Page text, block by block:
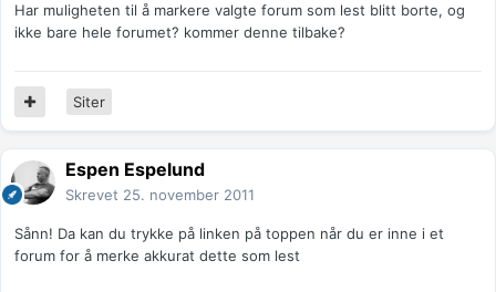
Har muligheten til å markere valgte forum som lest blitt borte, og
ikke bare hele forumet? kommer denne tilbake?
Siter
Espen Espelund
Skrevet 25. november 2011
Sånn! Da kan du trykke på linken på toppen når du er inne i et
forum for å merke akkurat dette som lest